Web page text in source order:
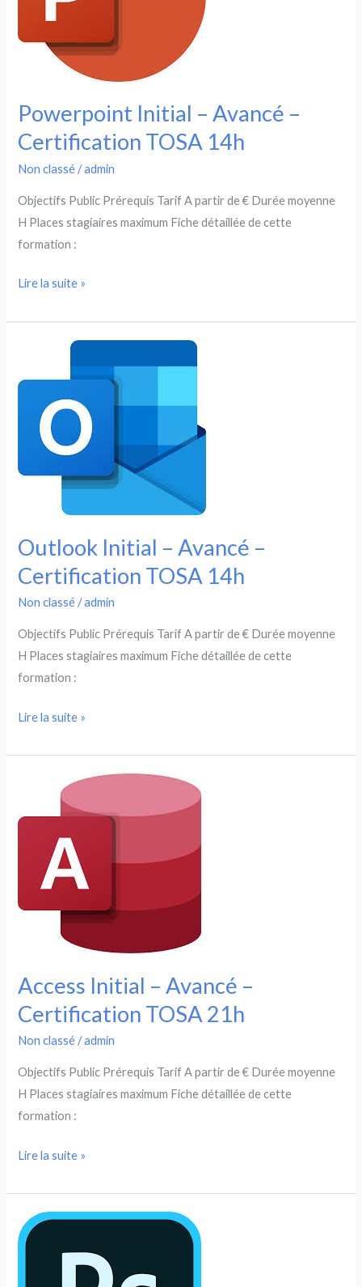
Powerpoint Initial – Avancé –
Certification TOSA 14h
Non classé/admin
Objectifs Public Prérequis Tarif A partir de € Durée moyenne
H Places stagiaires maximum Fiche détaillée de cette
formation :
Powerpoint
–
Certification
TOSA
Lire la suite »
Outlook Initial – Avancé –
Certification TOSA 14h
Non classé/admin
Objectifs Public Prérequis Tarif A partir de € Durée moyenne
H Places stagiaires maximum Fiche détaillée de cette
formation :
Outlook
–
Certification
Lire la suite »
Access Initial – Avancé –
Certification TOSA 21h
Non classé/admin
Objectifs Public Prérequis Tarif A partir de € Durée moyenne
H Places stagiaires maximum Fiche détaillée de cette
formation :
Access
–
Avancé
–
Certification
Lire la suite »